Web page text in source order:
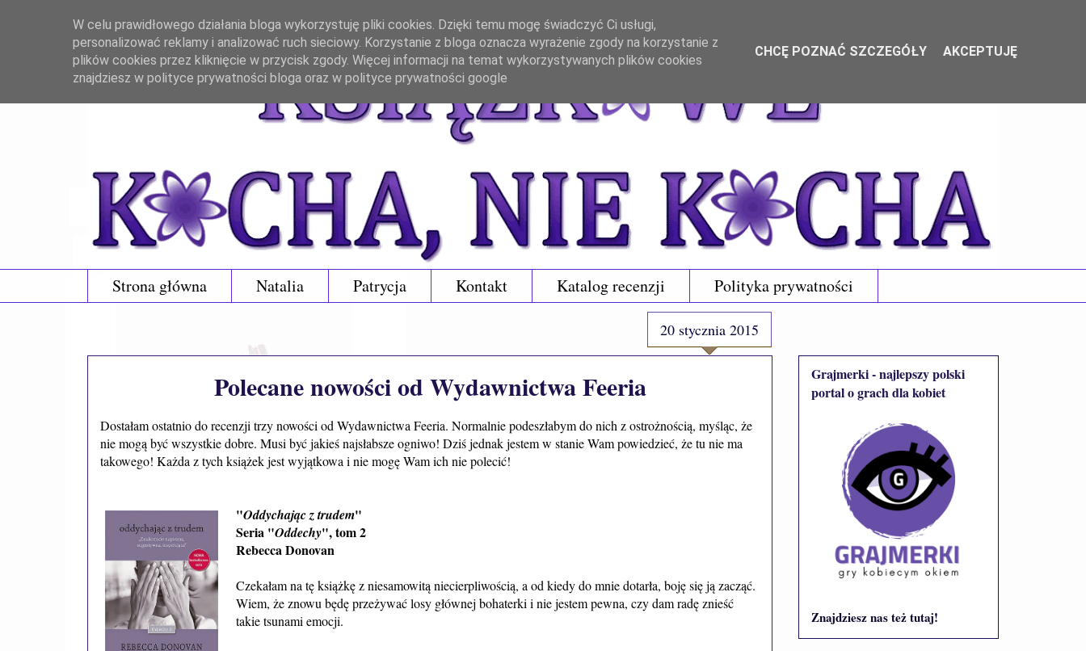
Strona główna Natalia Patrycja Kontakt Katalog recenzji Polityka prywatności
20 stycznia 2015
Polecane nowości od Wydawnictwa Feeria
Dostałam ostatnio do recenzji trzy nowości od Wydawnictwa Feeria. Normalnie podeszłabym do nich z ostrożnością, myśląc, że
nie mogą być wszystkie dobre. Musi być jakieś najsłabsze ogniwo! Dziś jednak jestem w stanie Wam powiedzieć, że tu nie ma
takowego! Każda z tych książek jest wyjątkowa i nie mogę Wam ich nie polecić!
"Oddychając z trudem"
Seria "Oddechy", tom 2
Rebecca Donovan
Czekałam na tę książkę z niesamowitą niecierpliwością, a od kiedy do mnie dotarła, boję się ją zacząć.
Wiem, że znowu będę przeżywać losy głównej bohaterki i nie jestem pewna, czy dam radę znieść
takie tsunami emocji.
Grajmerki - najlepszy polski
portal o grach dla kobiet
Znajdziesz nas też tutaj!
W celu prawidłowego działania bloga wykorzystuję pliki cookies. Dzięki temu mogę świadczyć Ci usługi,
personalizować reklamy i analizować ruch sieciowy. Korzystanie z bloga oznacza wyrażenie zgody na korzystanie z
plików cookies przez kliknięcie w przycisk zgody. Więcej informacji na temat wykorzystywanych plików cookies
znajdziesz w polityce prywatności bloga oraz w polityce prywatności google
CHCĘ POZNAĆ SZCZEGÓŁY AKCEPTUJĘ